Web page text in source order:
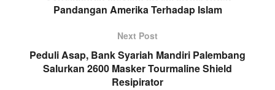
Pandangan Amerika Terhadap Islam
Next Post
Peduli Asap, Bank Syariah Mandiri Palembang
Salurkan 2600 Masker Tourmaline Shield
Resipirator